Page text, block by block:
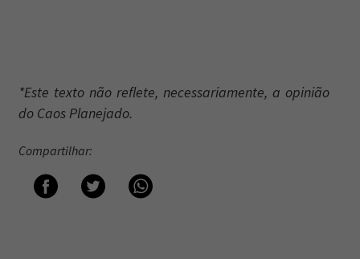
*Este texto não reflete, necessariamente, a opinião
do Caos Planejado.
Compartilhar: